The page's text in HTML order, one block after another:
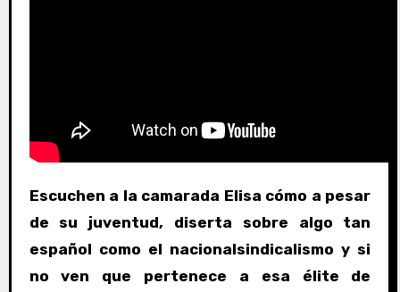
Escuchen a la camarada Elisa cómo a pesar
de su juventud, diserta sobre algo tan
español como el nacionalsindicalismo y si
no ven que pertenece a esa élite de